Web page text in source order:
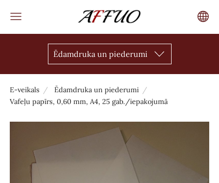
Ēdamdruka un piederumi
E-veikals
Ēdamdruka un piederumi
Vafeļu papīrs, 0,60 mm, A4, 25 gab./iepakojumā